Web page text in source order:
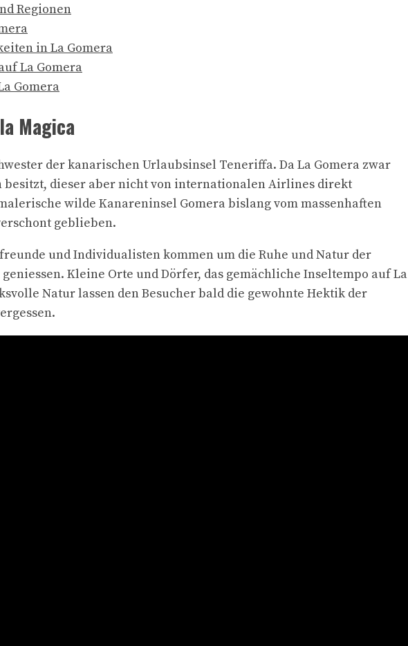
Regionen
in La Gomera
La Gomera
Gomera
Magica
der kanarischen Urlaubsinsel Teneriffa. Da La Gomera zwar
dieser aber nicht von internationalen Airlines direkt
wilde Kanareninsel Gomera bislang vom massenhaften
geblieben.
und Individualisten kommen um die Ruhe und Natur der
Kleine Orte und Dörfer, das gemächliche Inseltempo auf La
Natur lassen den Besucher bald die gewohnte Hektik der